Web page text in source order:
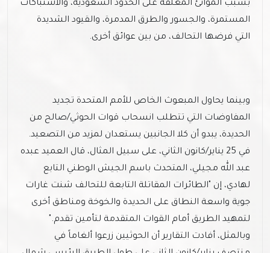
بسبب الموانئ المغلقة على الحدود السعودية، والاشتباكات
المستمرة، والجسور والطرق المدمرة، والقيود الشديدة
التي فرضها التحالف، من بين عوائق أخرى.
وبينما يحاول المبعوث الخاص للأمم المتحدة تجديد
المفاوضات التي تتطلب انسحاب قوات الحوثي/صالح من
الحديدة، يبدو أن كلا الجانبين يستعدان لمزيد من التصعيد.
في 25 يناير/كانون الثاني، على سبيل المثال، قال العميد عبده
عبد الله مجيلي، المتحدث باسم الجيش الوطني التابع
لهادي، إن "الطائرات المقاتلة التابعة للتحالف شنت غارات
جوية واسعة النطاق على الحديدة والخوخة ومناطق أخرى
لتمهيد الطريق أمام القوات المتقدمة لتأمين تقدم."
وبالمثل، أفادت التقارير أن الحوثيين زرعوا ألغاماً في